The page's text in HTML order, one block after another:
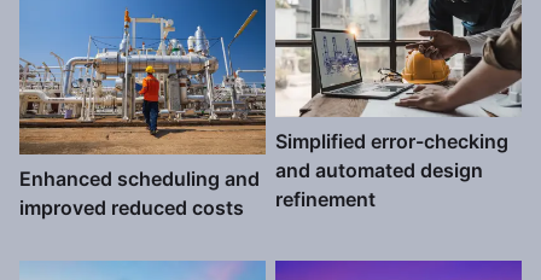
Enhanced scheduling and
improved reduced costs
Simplified error-checking
and automated design
refinement